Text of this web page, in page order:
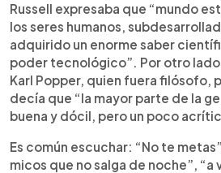
Russell expresaba que “mundo
los seres humanos,
adquirido un enorme saber
poder tecnológico”. Por otro
Karl Popper, quien fuera filósofo,
decía que “la mayor parte de la
buena y dócil, pero un poco
Es común escuchar: “No te
micos que no salga de noche”, “a